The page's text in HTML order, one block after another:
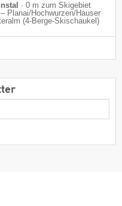
· 0 m zum Skigebiet
Planai/​Hochwurzen/​Hauser
(4-Berge-Skischaukel)